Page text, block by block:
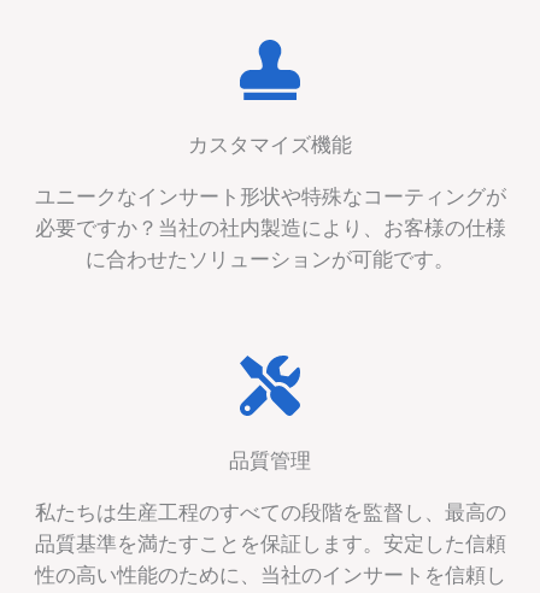
カスタマイズ機能
ユニークなインサート形状や特殊なコーティングが
必要ですか？当社の社内製造により、お客様の仕様
に合わせたソリューションが可能です。
品質管理
私たちは生産工程のすべての段階を監督し、最高の
品質基準を満たすことを保証します。安定した信頼
性の高い性能のために、当社のインサートを信頼し